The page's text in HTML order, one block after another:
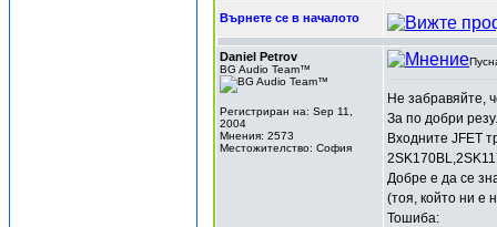
Върнете се в началото
Daniel Petrov
BG Audio Team™
Регистриран на: Sep 11,
2004
Мнения: 2573
Местожителство: София
Не забравяйте,
За по добри
Входните JFET
Добре е да се
(тоя, който ни е
Тошиба: